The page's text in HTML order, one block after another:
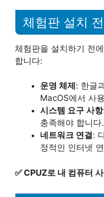
체험판 설치
체험판을 설치하기 전
합니다:
운영 체제 : 한글
MacOS에서 사
시스템 요구 사항
충족해야 합니다.
네트워크 연결:
정적인 인터넷
✅ CPUZ로 내 컴퓨터